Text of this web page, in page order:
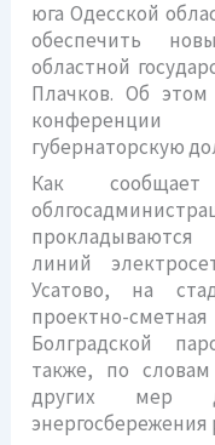
юга Одесской
обеспечить
областной
Плачков. Об
губернаторскую
Как сообщает
линий
Усатово, на
проектно-
Болградской
также, по
других мер
энергосбережения